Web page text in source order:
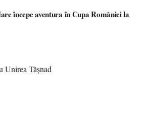
în Cupa României la